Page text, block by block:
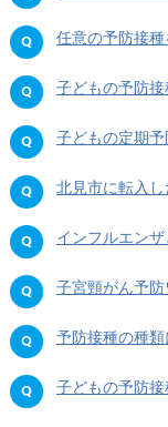
任意の予防接種を受
子どもの予防接種（定期
子どもの定期予防接種を
北見市に転入した場合に、子ど
インフルエンザと新型
子宮頸がん予防
予防接種の種
子どもの予防接種（定期